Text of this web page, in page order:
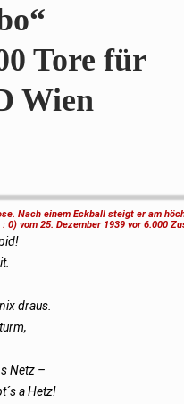
Tore für
Wien
Nach einem Eckball steigt er am
: 0) vom 25. Dezember 1939 vor 6.000
draus.
Netz –
a Hetz!